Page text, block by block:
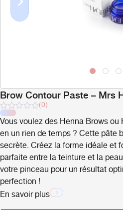
Previous
Brow Contour Paste – Mrs
Note
sur
(0)
Vous voulez des Henna Brows
en un rien de temps ? Cette pâte
secrète. Créez la forme idéale et
parfaite entre la teinture et la
votre pinceau pour un résultat
perfection !
En savoir plus